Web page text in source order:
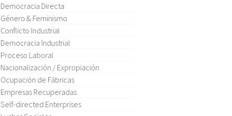
Democracia Directa
Género & Feminismo
Conflicto Industrial
Democracia Industrial
Proceso Laboral
Nacionalización / Expropiación
Ocupación de Fábricas
Empresas Recuperadas
Self-directed Enterprises